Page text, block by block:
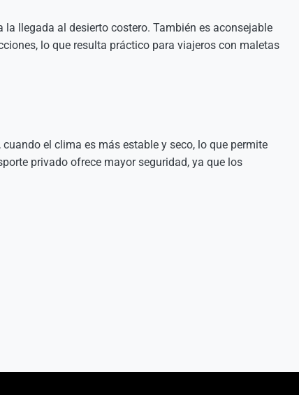
llegada al desierto costero. También es aconsejable
lo que resulta práctico para viajeros con maletas
, cuando el clima es más estable y seco, lo que permite
privado ofrece mayor seguridad, ya que los